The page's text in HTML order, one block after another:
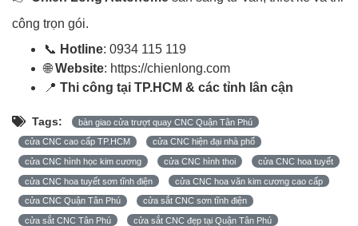
công trọn gói.
📞 Hotline: 0934 115 119
🌐Website: https://chienlong.com
📍 Thi công tại TP.HCM & các tỉnh lân cận
Tags: bàn giao cửa trượt quay CNC Quận Tân Phú
cửa CNC cao cấp TP.HCM cửa CNC hiện đại nhà phố
cửa CNC hình học kim cương cửa CNC hình thoi cửa CNC hoa tuyết
cửa CNC hoa tuyết sơn tĩnh điện cửa CNC hoa văn kim cương cao cấp
cửa CNC Quận Tân Phú cửa sắt CNC sơn tĩnh điện
cửa sắt CNC Tân Phú cửa sắt CNC đẹp tại Quận Tân Phú